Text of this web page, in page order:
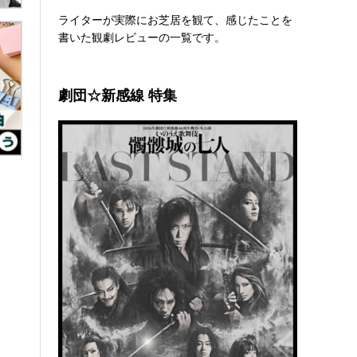
ライターが実際にお芝居を観て、感じたことを
書いた観劇レビューの一覧です。
劇団☆新感線 特集